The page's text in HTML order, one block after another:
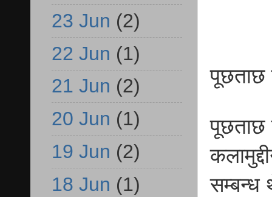
पूछताछ
पूछताछ
सम्बन्ध
23 Jun (2)
22 Jun (1)
21 Jun (2)
20 Jun (1)
19 Jun (2)
18 Jun (1)